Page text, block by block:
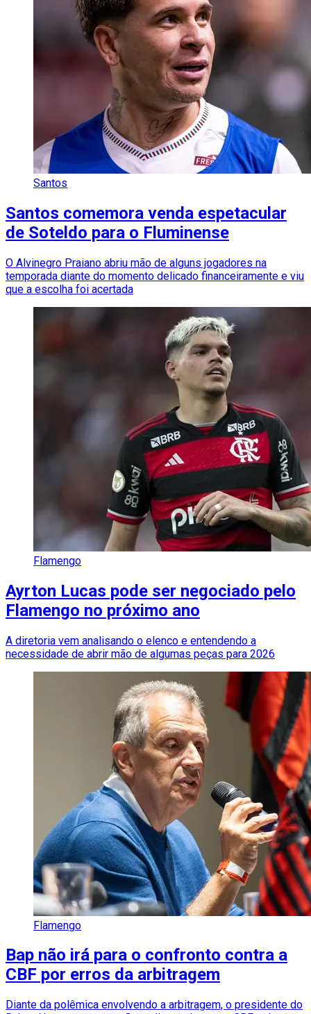
Santos
Santos comemora venda espetacular
de Soteldo para o Fluminense
O Alvinegro Praiano abriu mão de alguns jogadores na
temporada diante do momento delicado financeiramente e viu
que a escolha foi acertada
Flamengo
Ayrton Lucas pode ser negociado pelo
Flamengo no próximo ano
A diretoria vem analisando o elenco e entendendo a
necessidade de abrir mão de algumas peças para 2026
Flamengo
Bap não irá para o confronto contra a
CBF por erros da arbitragem
Diante da polêmica envolvendo a arbitragem, o presidente do